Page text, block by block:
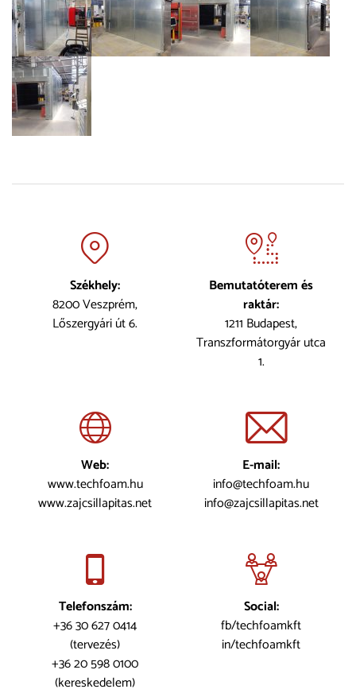
Székhely:
8200 Veszprém,
Lőszergyári út 6.
Bemutatóterem és
raktár:
1211 Budapest,
Transzformátorgyár utca
1.
Web:
www.techfoam.hu
www.zajcsillapitas.net
E-mail:
info@techfoam.hu
info@zajcsillapitas.net
Telefonszám:
+36 30 627 0414
(tervezés)
+36 20 598 0100
(kereskedelem)
Social:
fb/techfoamkft
in/techfoamkft